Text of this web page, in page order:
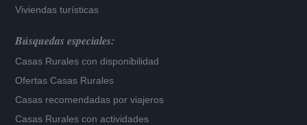
Viviendas turísticas
Búsquedas especiales:
Casas Rurales con disponibilidad
Ofertas Casas Rurales
Casas recomendadas por viajeros
Casas Rurales con actividades